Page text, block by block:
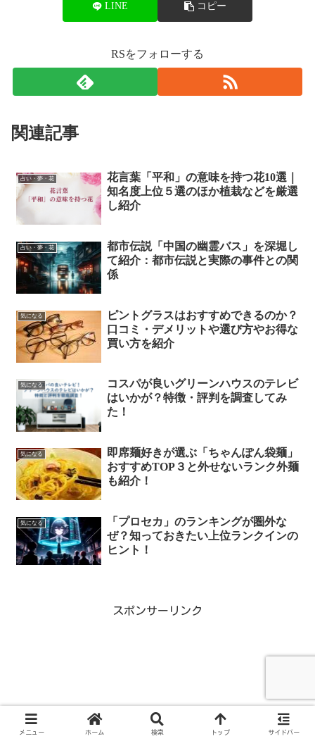
LINE コピー
RSをフォローする
関連記事
占い・夢・花
花言葉「平和」の意味を持つ花10選｜
知名度上位５選のほか植栽などを厳選
し紹介
占い・夢・花
都市伝説「中国の幽霊バス」を深堀し
て紹介：都市伝説と実際の事件との関
係
気になる
ピントグラスはおすすめできるのか？
口コミ・デメリットや選び方やお得な
買い方を紹介
気になる
コスパが良いグリーンハウスのテレビ
はいかが？特徴・評判を調査してみ
た！
気になる
即席麺好きが選ぶ「ちゃんぽん袋麺」
おすすめTOP３と外せないランク外麺
も紹介！
気になる
「プロセカ」のランキングが圏外な
ぜ？知っておきたい上位ランクインの
ヒント！
スポンサーリンク
メニュー ホーム 検索 トップ サイドバー